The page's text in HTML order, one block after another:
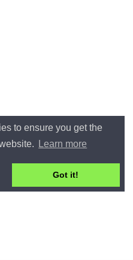
to ensure you get the
Learn more
Got it!